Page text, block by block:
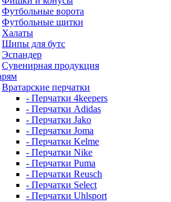
Футбольные ворота
Футбольные щитки
Халаты
Шипы для бутс
Эспандер
Сувенирная продукция
Вратарские перчатки
- Перчатки 4keepers
- Перчатки Adidas
- Перчатки Jako
- Перчатки Joma
- Перчатки Kelme
- Перчатки Nike
- Перчатки Puma
- Перчатки Reusch
- Перчатки Select
- Перчатки Uhlsport